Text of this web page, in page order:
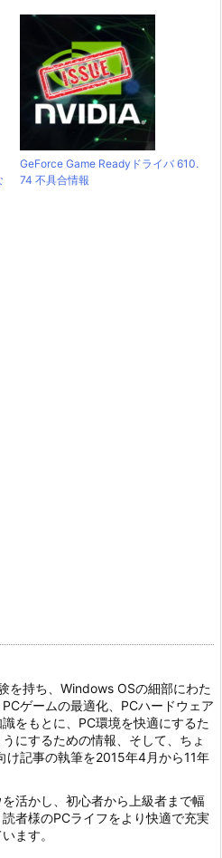
GeForce Game Readyドライバ 610.
74 不具合情報
を持ち、Windows OSの細部にわた
ゲームの最適化、PCハードウェア
をもとに、PC環境を快適にするた
にするための情報、そして、ちょ
け記事の執筆を2015年4月から11年
活かし、初心者から上級者まで幅
者様のPCライフをより快適で充実
ます。